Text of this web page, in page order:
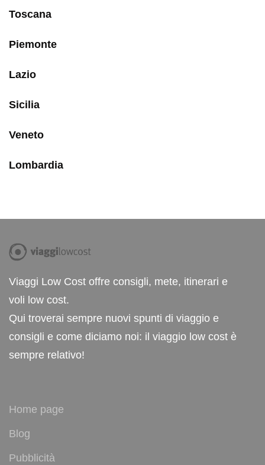
Toscana
Piemonte
Lazio
Sicilia
Veneto
Lombardia
Viaggi Low Cost offre consigli, mete, itinerari e
voli low cost.
Qui troverai sempre nuovi spunti di viaggio e
consigli e come diciamo noi: il viaggio low cost è
sempre relativo!
Home page
Blog
Pubblicità